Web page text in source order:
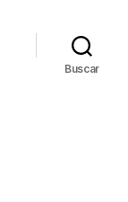
Buscar